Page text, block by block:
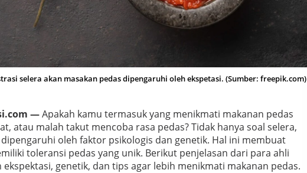
e
a
s
a
A
h
l
i
selera akan masakan pedas dipengaruhi oleh ekspetasi. (Sumber: freepik.com)
—Apakah kamu termasuk yang menikmati makanan pedas
atau malah takut mencoba rasa pedas? Tidak hanya soal selera,
oleh faktor psikologis dan genetik. Hal ini membuat
toleransi pedas yang unik. Berikut penjelasan dari para ahli
genetik, dan tips agar lebih menikmati makanan pedas.